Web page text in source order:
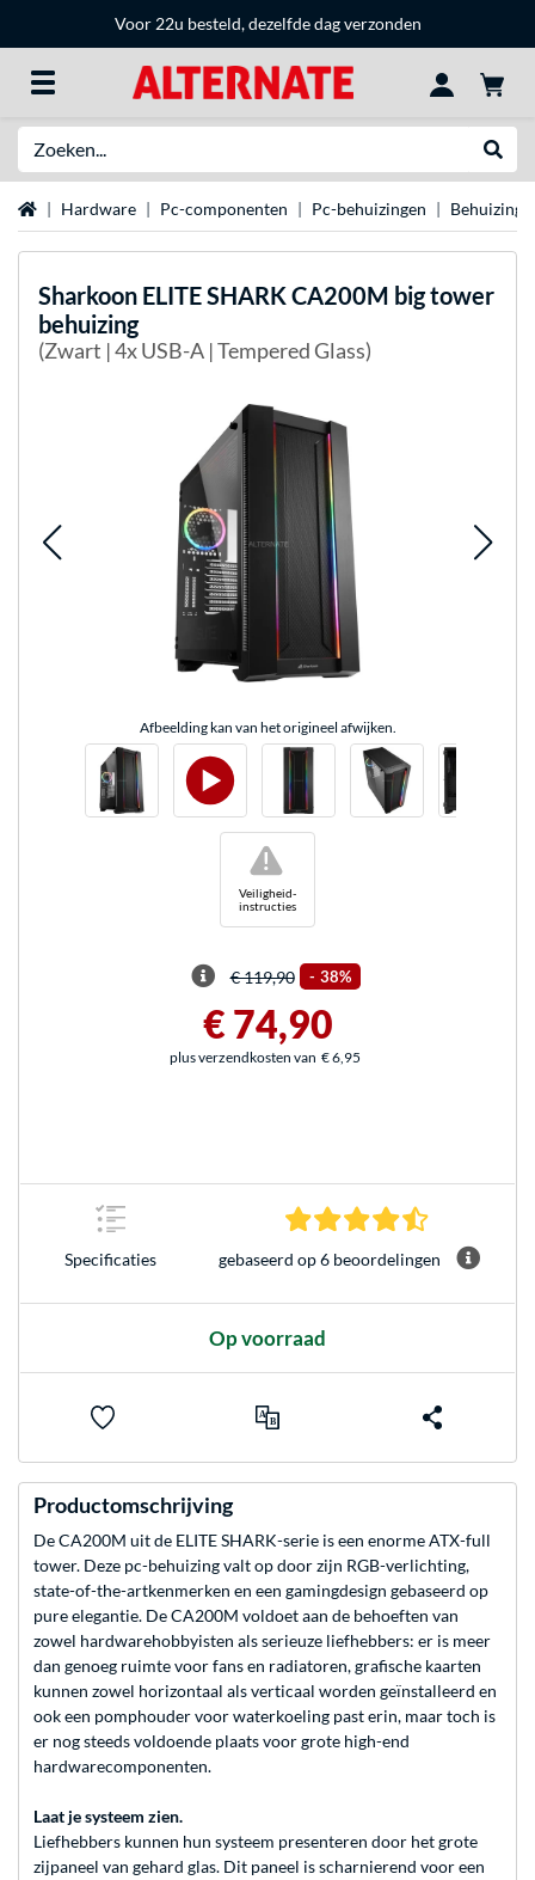
Voor 22u besteld, dezelfde dag verzonden
Home Hardware Pc-componenten Pc-behuizingen Behuizing
Sharkoon ELITE SHARK CA200M big tower
behuizing
(Zwart | 4x USB-A | Tempered Glass)
Afbeelding kan van het origineel afwijken.
Veiligheid-
instructies
!
€ 119,90 - 38%
€ 74,90
plus verzendkosten van € 6,95
Specificaties
4.5 sterren
gebaseerd op 6 beoordelingen
Op voorraad
Productomschrijving
De CA200M uit de ELITE SHARK-serie is een enorme ATX-full
tower. Deze pc-behuizing valt op door zijn RGB-verlichting,
state-of-the-artkenmerken en een gamingdesign gebaseerd op
pure elegantie. De CA200M voldoet aan de behoeften van
zowel hardwarehobbyisten als serieuze liefhebbers: er is meer
dan genoeg ruimte voor fans en radiatoren, grafische kaarten
kunnen zowel horizontaal als verticaal worden geïnstalleerd en
ook een pomphouder voor waterkoeling past erin, maar toch is
er nog steeds voldoende plaats voor grote high-end
hardwarecomponenten.
Laat je systeem zien.
Liefhebbers kunnen hun systeem presenteren door het grote
zijpaneel van gehard glas. Dit paneel is scharnierend voor een